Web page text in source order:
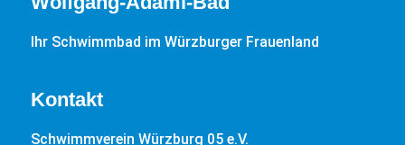
Ihr Schwimmbad im Würzburger Frauenland
Kontakt
Schwimmverein Würzburg 05 e.V.